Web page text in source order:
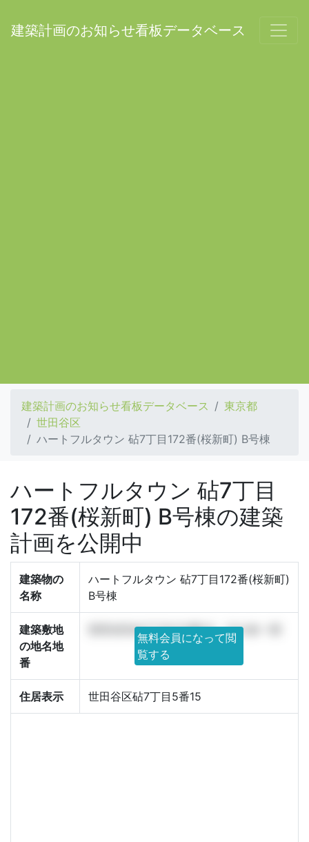
建築計画のお知らせ看板データベース
建築計画のお知らせ看板データベース
東京都
世田谷区
ハートフルタウン 砧7丁目172番(桜新町) B号棟
ハートフルタウン 砧7丁目
172番(桜新町) B号棟の建築
計画を公開中
建築物の
名称
ハートフルタウン 砧7丁目172番(桜新町)
B号棟
建築敷地
の地名地
番
世田谷区砧7丁目172番33、12の各一部
無料会員になって閲
覧する
住居表示 世田谷区砧7丁目5番15